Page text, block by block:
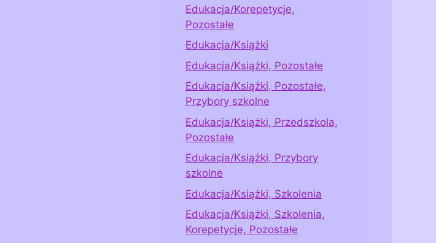
Edukacja/Korepetycje,
Pozostałe
Edukacja/Książki
Edukacja/Książki, Pozostałe
Edukacja/Książki, Pozostałe,
Przybory szkolne
Edukacja/Książki, Przedszkola,
Pozostałe
Edukacja/Książki, Przybory
szkolne
Edukacja/Książki, Szkolenia
Edukacja/Książki, Szkolenia,
Korepetycje, Pozostałe